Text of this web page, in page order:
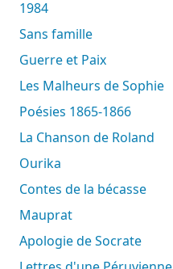
1984
Sans famille
Guerre et Paix
Les Malheurs de Sophie
Poésies 1865-1866
La Chanson de Roland
Ourika
Contes de la bécasse
Mauprat
Apologie de Socrate